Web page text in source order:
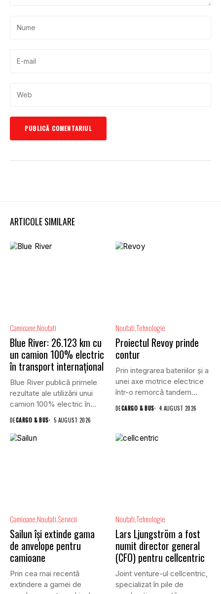
ARTICOLE SIMILARE
Camioane Noutati
Blue River: 26.123 km cu
un camion 100% electric
în transport internațional
Blue River publică primele
rezultate ale utilizării unui
camion 100% electric în...
DECARGO & BUS 5 AUGUST 2026
NoutatiTehnologie
Proiectul Revoy prinde
contur
Prin integrarea bateriilor și a
unei axe motrice electrice
într-o remorcă tandem...
DECARGO & BUS 4 AUGUST 2026
Camioane Noutati Servicii
Sailun își extinde gama
de anvelope pentru
camioane
Prin cea mai recentă
extindere a gamei de
NoutatiTehnologie
Lars Ljungström a fost
numit director general
(CFO) pentru cellcentric
Joint venture-ul cellcentric,
specializat în pile de